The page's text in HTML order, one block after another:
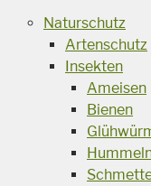
Naturschutz
Artenschutz
Insekten
Ameisen
Bienen